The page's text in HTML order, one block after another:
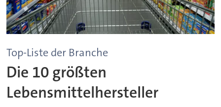
Top-Liste der Branche
Die 10 größten
Lebensmittelhersteller